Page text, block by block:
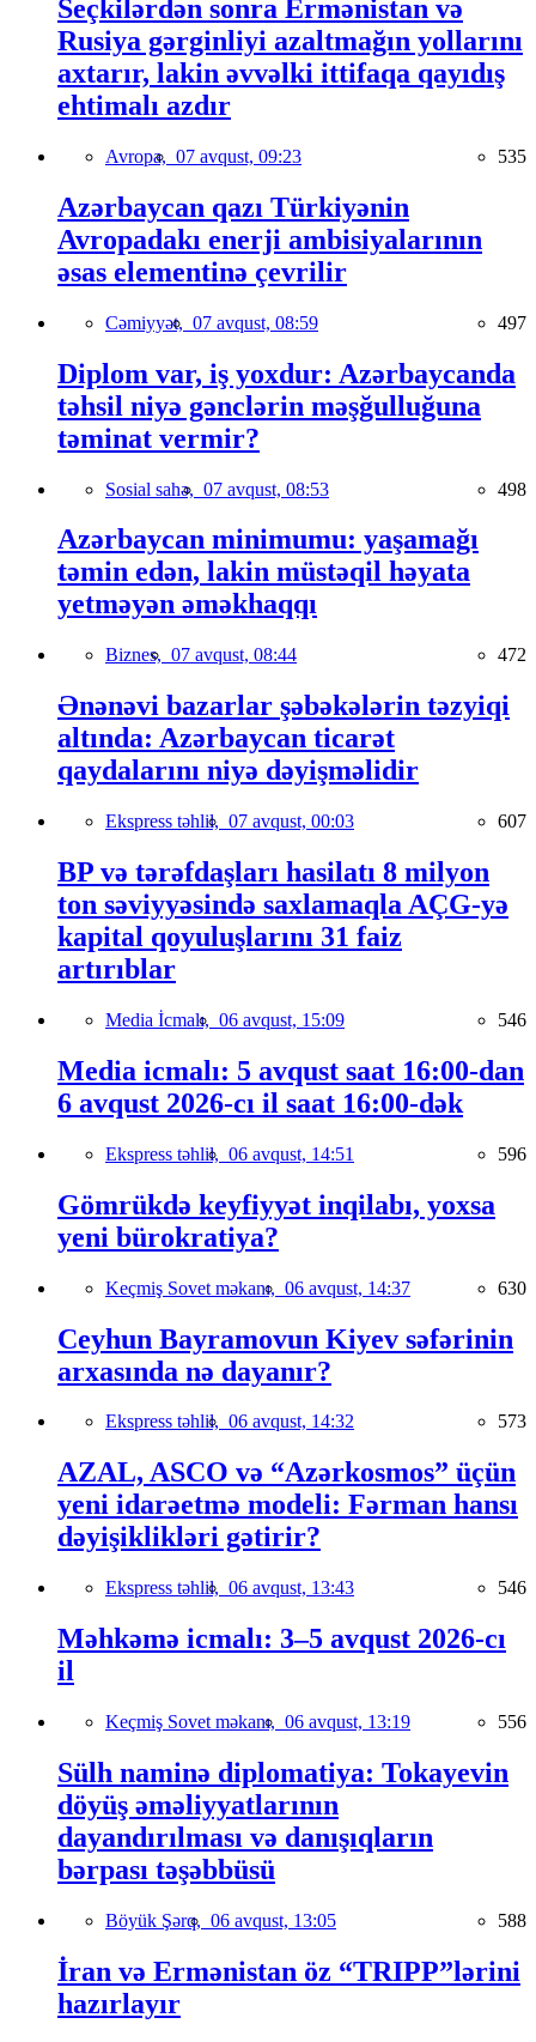
Seçkilərdən sonra Ermənistan və
Rusiya gərginliyi azaltmağın yollarını
axtarır, lakin əvvəlki ittifaqa qayıdış
ehtimalı azdır
Avropa, 07 avqust, 09:23 535
Azərbaycan qazı Türkiyənin
Avropadakı enerji ambisiyalarının
əsas elementinə çevrilir
Cəmiyyət, 07 avqust, 08:59 497
Diplom var, iş yoxdur: Azərbaycanda
təhsil niyə gənclərin məşğulluğuna
təminat vermir?
Sosial sahə, 07 avqust, 08:53 498
Azərbaycan minimumu: yaşamağı
təmin edən, lakin müstəqil həyata
yetməyən əməkhaqqı
Biznes, 07 avqust, 08:44 472
Ənənəvi bazarlar şəbəkələrin təzyiqi
altında: Azərbaycan ticarət
qaydalarını niyə dəyişməlidir
Ekspress təhlil, 07 avqust, 00:03 607
BP və tərəfdaşları hasilatı 8 milyon
ton səviyyəsində saxlamaqla AÇG-yə
kapital qoyuluşlarını 31 faiz
artırıblar
Media İcmalı, 06 avqust, 15:09 546
Media icmalı: 5 avqust saat 16:00-dan
6 avqust 2026-cı il saat 16:00-dək
Ekspress təhlil, 06 avqust, 14:51 596
Gömrükdə keyfiyyət inqilabı, yoxsa
yeni bürokratiya?
Keçmiş Sovet məkanı, 06 avqust, 14:37 630
Ceyhun Bayramovun Kiyev səfərinin
arxasında nə dayanır?
Ekspress təhlil, 06 avqust, 14:32 573
AZAL, ASCO və “Azərkosmos” üçün
yeni idarəetmə modeli: Fərman hansı
dəyişiklikləri gətirir?
Ekspress təhlil, 06 avqust, 13:43 546
Məhkəmə icmalı: 3–5 avqust 2026-cı
il
Keçmiş Sovet məkanı, 06 avqust, 13:19 556
Sülh naminə diplomatiya: Tokayevin
döyüş əməliyyatlarının
dayandırılması və danışıqların
bərpası təşəbbüsü
Böyük Şərq, 06 avqust, 13:05 588
İran və Ermənistan öz “TRIPP”lərini
hazırlayır